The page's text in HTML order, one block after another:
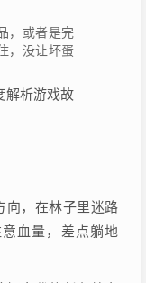
，或者是完
，没让坏蛋
向，在林子里迷路
血量，差点躺地